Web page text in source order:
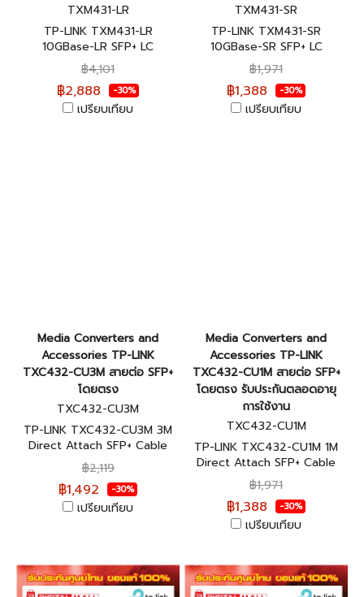
TXM431-LR
TP-LINK TXM431-LR
10GBase-LR SFP+ LC
Transceiver ของแท้รับประกัน
ตลอดอายุการใช้งาน
฿4,101
฿2,888 -30%
เปรียบเทียบ
TXM431-SR
TP-LINK TXM431-SR
10GBase-SR SFP+ LC
Transceiver ของแท้รับประกัน
ตลอดอายุการใช้งาน
฿1,971
฿1,388 -30%
เปรียบเทียบ
Media Converters and
Accessories TP-LINK
TXC432-CU3M สายต่อ SFP+
โดยตรง
TXC432-CU3M
TP-LINK TXC432-CU3M 3M
Direct Attach SFP+ Cable
ของแท้รับประกันตลอดอายุการ
ใช้งาน
฿2,119
฿1,492 -30%
เปรียบเทียบ
Media Converters and
Accessories TP-LINK
TXC432-CU1M สายต่อ SFP+
โดยตรง รับประกันตลอดอายุ
การใช้งาน
TXC432-CU1M
TP-LINK TXC432-CU1M 1M
Direct Attach SFP+ Cable
ของแท้รับประกันตลอดอายุการ
ใช้งาน
฿1,971
฿1,388 -30%
เปรียบเทียบ